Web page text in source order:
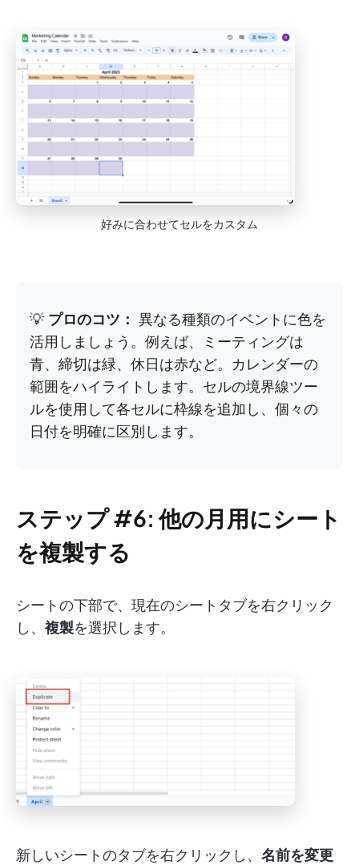
好みに合わせてセルをカスタム
💡 プロのコツ： 異なる種類のイベントに色を
活用しましょう。例えば、ミーティングは
青、締切は緑、休日は赤など。カレンダーの
範囲をハイライトします。セルの境界線ツー
ルを使用して各セルに枠線を追加し、個々の
日付を明確に区別します。
ステップ #6: 他の月用にシート
を複製する
シートの下部で、現在のシートタブを右クリック
し、 複製を選択します。
新しいシートのタブを右クリックし、 名前を変更